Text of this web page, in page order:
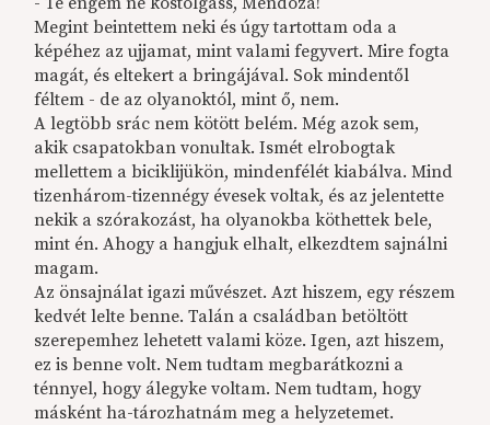
Megint beintettem neki és úgy tartottam oda a
képéhez az ujjamat, mint valami fegyvert. Mire fogta
magát, és eltekert a bringájával. Sok mindentől
féltem - de az olyanoktól, mint ő, nem.
A legtöbb srác nem kötött belém. Még azok sem,
akik csapatokban vonultak. Ismét elrobogtak
mellettem a biciklijükön, mindenfélét kiabálva. Mind
tizenhárom-tizennégy évesek voltak, és az jelentette
nekik a szórakozást, ha olyanokba köthettek bele,
mint én. Ahogy a hangjuk elhalt, elkezdtem sajnálni
magam.
Az önsajnálat igazi művészet. Azt hiszem, egy részem
kedvét lelte benne. Talán a családban betöltött
szerepemhez lehetett valami köze. Igen, azt hiszem,
ez is benne volt. Nem tudtam megbarátkozni a
ténnyel, hogy álegyke voltam. Nem tudtam, hogy
másként ha-tározhatnám meg a helyzetemet.